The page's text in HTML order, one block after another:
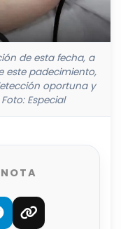
de esta fecha, a
este padecimiento,
oportuna y
Especial